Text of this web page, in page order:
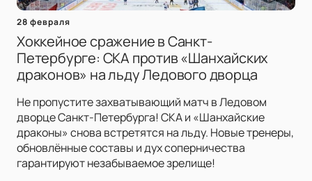
28 февраля
Хоккейное сражение в Санкт-
Петербурге: СКА против «Шанхайских
драконов» на льду Ледового дворца
Не пропустите захватывающий матч в Ледовом
дворце Санкт-Петербурга! СКА и «Шанхайские
драконы» снова встретятся на льду. Новые тренеры,
обновлённые составы и дух соперничества
гарантируют незабываемое зрелище!